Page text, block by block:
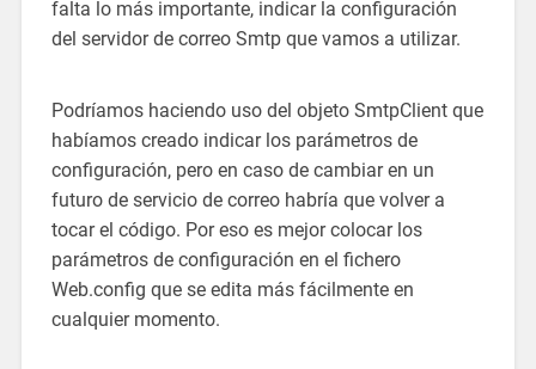
falta lo más importante, indicar la configuración
del servidor de correo Smtp que vamos a utilizar.
Podríamos haciendo uso del objeto SmtpClient que
habíamos creado indicar los parámetros de
configuración, pero en caso de cambiar en un
futuro de servicio de correo habría que volver a
tocar el código. Por eso es mejor colocar los
parámetros de configuración en el fichero
Web.config que se edita más fácilmente en
cualquier momento.